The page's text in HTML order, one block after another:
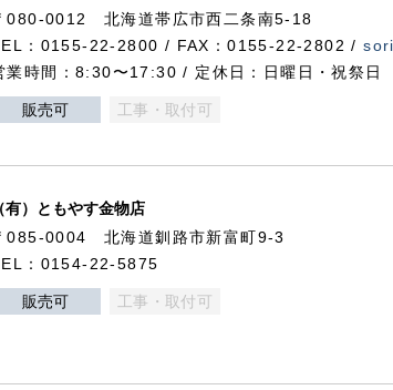
080-0012 北海道帯広市西二条南5-18
：0155-22-2800 / FAX：0155-22-2802 /
業時間：8:30〜17:30 / 定休日：日曜日・祝祭日
販売可 工事・取付可
有）ともやす金物店
085-0004 北海道釧路市新富町9-3
：0154-22-5875
販売可 工事・取付可